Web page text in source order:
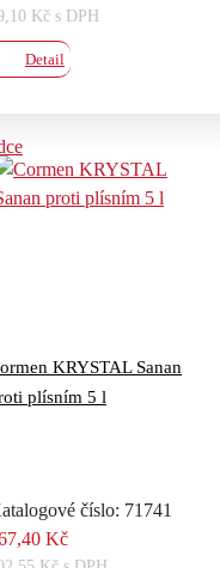
Kč s DPH
Detail
KRYSTAL Sanan
plísním 5 l
číslo: 71741
Kč